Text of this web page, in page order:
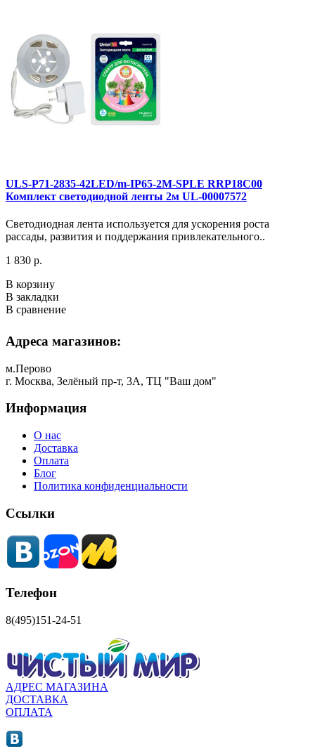
ULS-P71-2835-42LED/m-IP65-2M-SPLE RRP18C00
Комплект светодиодной ленты 2м UL-00007572
Светодиодная лента используется для ускорения роста
рассады, развития и поддержания привлекательного..
1 830 р.
В корзину
В закладки
В сравнение
Адреса магазинов:
м.Перово
г. Москва, Зелёный пр-т, 3А, ТЦ "Ваш дом"
Информация
О нас
Доставка
Оплата
Блог
Политика конфиденциальности
Ссылки
Телефон
8(495)151-24-51
АДРЕС МАГАЗИНА
ДОСТАВКА
ОПЛАТА